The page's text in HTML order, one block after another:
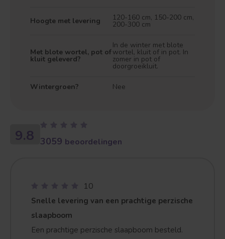
Hoogte met levering 120-160 cm, 150-200 cm,
200-300 cm
Met blote wortel, pot of
kluit geleverd?
In de winter met blote
wortel, kluit of in pot. In
zomer in pot of
doorgroeikluit.
Wintergroen? Nee
9.8 3059 beoordelingen
10
Snelle levering van een prachtige perzische
slaapboom
Een prachtige perzische slaapboom besteld.